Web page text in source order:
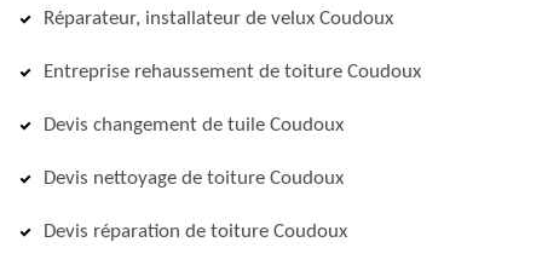
Réparateur, installateur de velux Coudoux
Entreprise rehaussement de toiture Coudoux
Devis changement de tuile Coudoux
Devis nettoyage de toiture Coudoux
Devis réparation de toiture Coudoux